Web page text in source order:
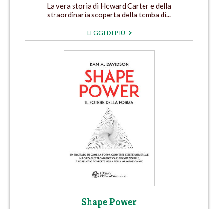
La vera storia di Howard Carter e della
straordinaria scoperta della tomba di...
LEGGI DI PIÙ
Shape Power